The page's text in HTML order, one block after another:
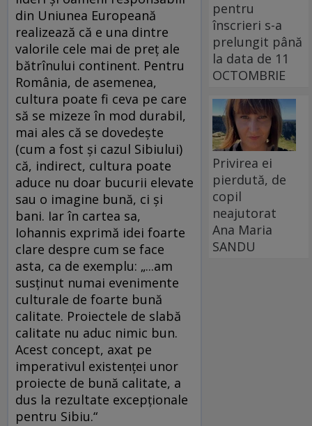
din Uniunea Europeană
realizează că e una dintre
valorile cele mai de preţ ale
bătrînului continent. Pentru
România, de asemenea,
cultura poate fi ceva pe care
să se mizeze în mod durabil,
mai ales că se dovedeşte
(cum a fost şi cazul Sibiului)
că, indirect, cultura poate
aduce nu doar bucurii elevate
sau o imagine bună, ci şi
bani. Iar în cartea sa,
Iohannis exprimă idei foarte
clare despre cum se face
asta, ca de exemplu: „...am
susţinut numai evenimente
culturale de foarte bună
calitate. Proiectele de slabă
calitate nu aduc nimic bun.
Acest concept, axat pe
imperativul existenţei unor
proiecte de bună calitate, a
dus la rezultate excepţionale
pentru Sibiu.“
pentru
înscrieri s-a
prelungit până
la data de 11
OCTOMBRIE
Privirea ei
pierdută, de
copil
neajutorat
Ana Maria
SANDU